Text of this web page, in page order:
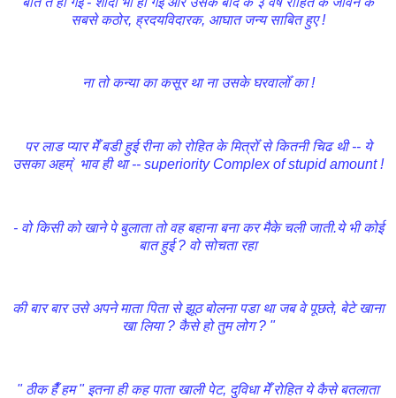
सबसे कठोर, ह्रदयविदारक, आघात जन्य साबित हुए !
ना तो कन्या का कसूर था ना उसके घरवालोँ का !
पर लाड प्यार मेँ बडी हुई रीना को रोहित के मित्रोँ से कितनी चिढ थी -- ये
उसका अहम्` भाव ही था -- superiority Complex of stupid amount !
- वो किसी को खाने पे बुलाता तो वह बहाना बना कर मैके चली जाती.ये भी कोई
बात हुई ? वो सोचता रहा
की बार बार उसे अपने माता पिता से झूठ बोलना पडा था जब वे पूछते, बेटे खाना
खा लिया ? कैसे हो तुम लोग ? "
" ठीक हैँ हम " इतना ही कह पाता खाली पेट, दुविधा मेँ रोहित ये कैसे बतलाता